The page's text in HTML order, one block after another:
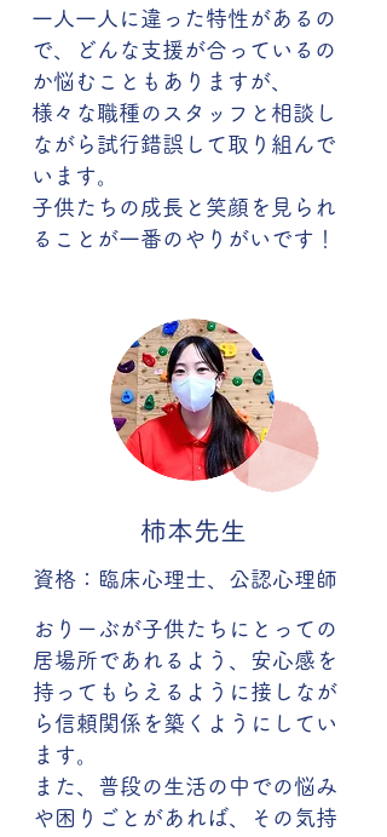
一人一人に違った特性があるの
で、どんな支援が合っているの
か悩むこともありますが、
様々な職種のスタッフと相談し
ながら試行錯誤して取り組んで
います。
子供たちの成長と笑顔を見られ
ることが一番のやりがいです！
柿本先生
資格：臨床心理士、 公認心理師
おりーぶが子供たちにとっての
居場所であれるよう、安心感を
持ってもらえるように接しなが
ら信頼関係を築くようにしてい
ます。
また、普段の生活の中での悩み
や困りごとがあれば、その気持